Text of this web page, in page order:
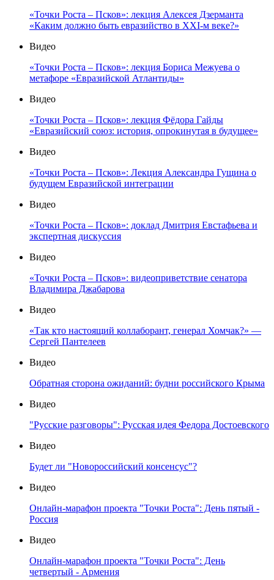
«Точки Роста – Псков»: лекция Алексея Дзерманта
«Каким должно быть евразийство в XXI-м веке?»
Видео
«Точки Роста – Псков»: лекция Бориса Межуева о
метафоре «Евразийской Атлантиды»
Видео
«Точки Роста – Псков»: лекция Фёдора Гайды
«Евразийский союз: история, опрокинутая в будущее»
Видео
«Точки Роста – Псков»: Лекция Александра Гущина о
будущем Евразийской интеграции
Видео
«Точки Роста – Псков»: доклад Дмитрия Евстафьева и
экспертная дискуссия
Видео
«Точки Роста – Псков»: видеоприветствие сенатора
Владимира Джабарова
Видео
«Так кто настоящий коллаборант, генерал Хомчак?» —
Сергей Пантелеев
Видео
Обратная сторона ожиданий: будни российского Крыма
Видео
"Русские разговоры": Русская идея Федора Достоевского
Видео
Будет ли "Новороссийский консенсус"?
Видео
Онлайн-марафон проекта "Точки Роста": День пятый -
Россия
Видео
Онлайн-марафон проекта "Точки Роста": День
четвертый - Армения